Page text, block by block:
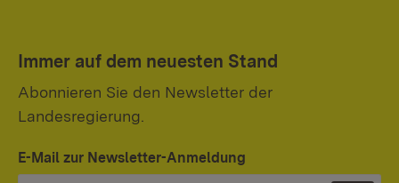
Immer auf dem neuesten Stand
Abonnieren Sie den Newsletter der
Landesregierung.
E-Mail zur Newsletter-Anmeldung